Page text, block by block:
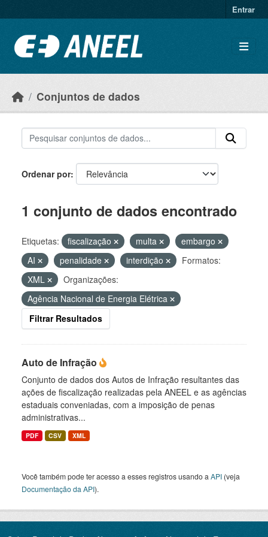
Entrar
Conjuntos de dados
Ordenar por
1 conjunto de dados encontrado
Etiquetas: fiscalização multa
embargo
AI
penalidade interdição
Formatos:
XML
Organizações:
Agência Nacional de Energia Elétrica
Filtrar Resultados
Auto de Infração
Conjunto de dados dos Autos de Infração resultantes das
ações de fiscalização realizadas pela ANEEL e as agências
estaduais conveniadas, com a imposição de penas
administrativas...
PDF CSV XML
Você também pode ter acesso a esses registros usando a API (veja
Documentação da API).